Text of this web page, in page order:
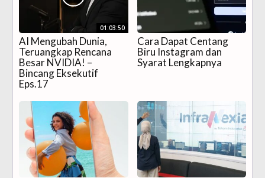
01:03:50
AI Mengubah Dunia,
Teruangkap Rencana
Besar NVIDIA! –
Bincang Eksekutif
Eps.17
Cara Dapat Centang
Biru Instagram dan
Syarat Lengkapnya